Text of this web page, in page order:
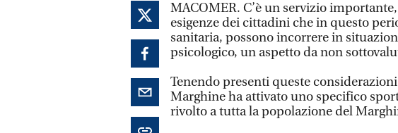
MACOMER. C’è un servizio
esigenze dei cittadini che in questo
sanitaria, possono incorrere in
psicologico, un aspetto da non
Tenendo presenti queste
Marghine ha attivato uno specifico
rivolto a tutta la popolazione del